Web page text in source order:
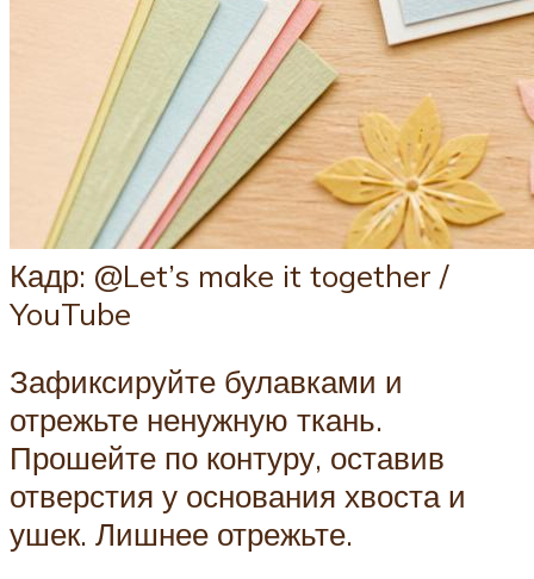
Кадр: @Let’s make it together /
YouTube
Зафиксируйте булавками и
отрежьте ненужную ткань.
Прошейте по контуру, оставив
отверстия у основания хвоста и
ушек. Лишнее отрежьте.